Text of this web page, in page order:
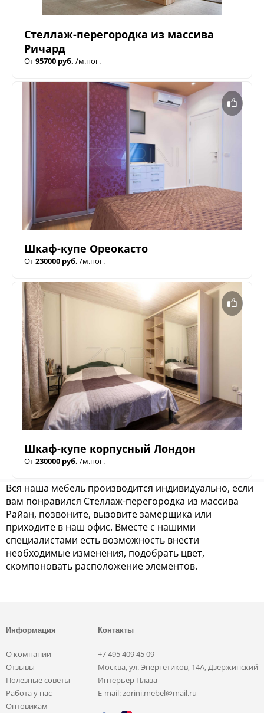
Стеллаж-перегородка из массива
Ричард
От95700 руб. /м.пог.
Шкаф-купе Ореокасто
От230000 руб. /м.пог.
Шкаф-купе корпусный Лондон
От230000 руб. /м.пог.
Вся наша мебель производится индивидуально, если
вам понравился Стеллаж-перегородка из массива
Райан, позвоните, вызовите замерщика или
приходите в наш офис. Вместе с нашими
специалистами есть возможность внести
необходимые изменения, подобрать цвет,
скомпоновать расположение элементов.
Информация
О компании
Отзывы
Полезные советы
Работа у нас
Оптовикам
Контакты
+7 495 409 45 09
Москва, ул. Энергетиков, 14А, Дзержинский
Интерьер Плаза
E-mail: zorini.mebel@mail.ru